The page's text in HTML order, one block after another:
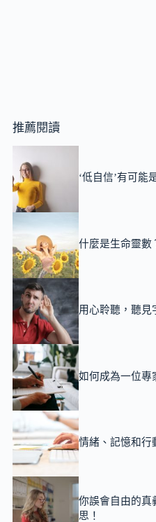
推薦閱讀
‘低自信’有可能
什麼是生命靈數
用心聆聽，聽見
如何成為一位專
情緒、記憶和行
你誤會自由的真
思！